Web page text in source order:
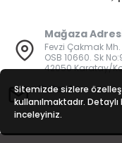
Mağaza
Fevzi Çakmak
OSB 10660. Sk
42050 Karatay/
E-Posta
Sitemizde sizlere
kullanılmaktadır.
inceleyiniz.